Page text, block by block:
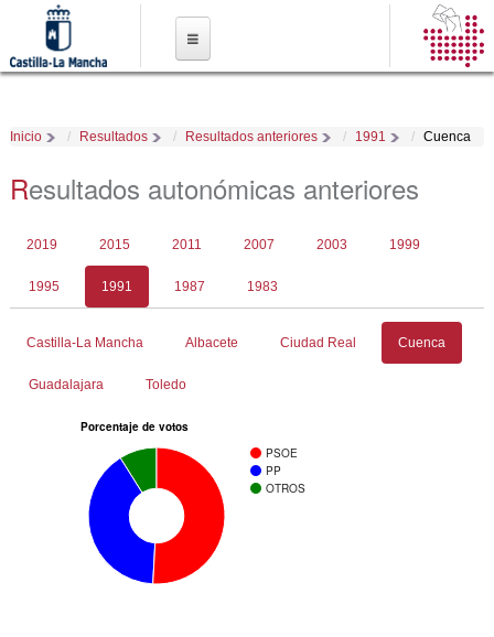
contenido
Inicio Resultados Resultados anteriores 1991 Cuenca
Resultados autonómicas anteriores
Solapas principales
2019 2015 2011 2007 2003 1999
1995 1991 (solapa
activa)
1987 1983
Castilla-La Mancha Albacete Ciudad Real Cuenca(solapa
activa)
Guadalajara
Toledo
Porcentaje de votos
PSOE
PP
OTROS